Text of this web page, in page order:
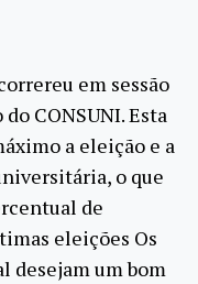
em sessão
CONSUNI. Esta
a eleição e a
o que
de
eleições Os
desejam um bom